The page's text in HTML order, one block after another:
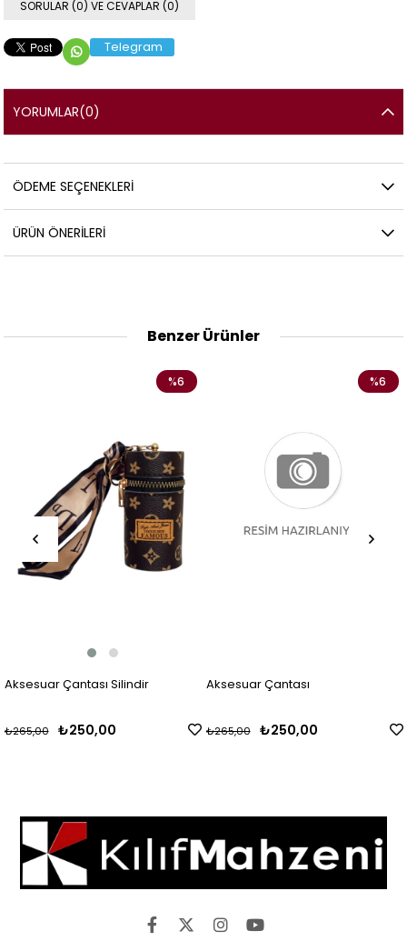
SORULAR (0) VE CEVAPLAR (0)
Telegram
YORUMLAR(0)
ÖDEME SEÇENEKLERI
ÜRÜN ÖNERILERI
Benzer Ürünler
Aksesuar Çantası Silindir
₺250,00
₺265,00
%6
Aksesuar Çantası
₺250,00
₺265,00
%6